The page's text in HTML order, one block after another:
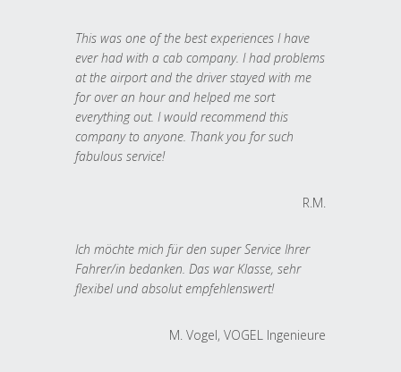
This was one of the best experiences I have
ever had with a cab company. I had problems
at the airport and the driver stayed with me
for over an hour and helped me sort
everything out. I would recommend this
company to anyone. Thank you for such
fabulous service!
R.M.
Ich möchte mich für den super Service Ihrer
Fahrer/in bedanken. Das war Klasse, sehr
flexibel und absolut empfehlenswert!
M. Vogel, VOGEL Ingenieure